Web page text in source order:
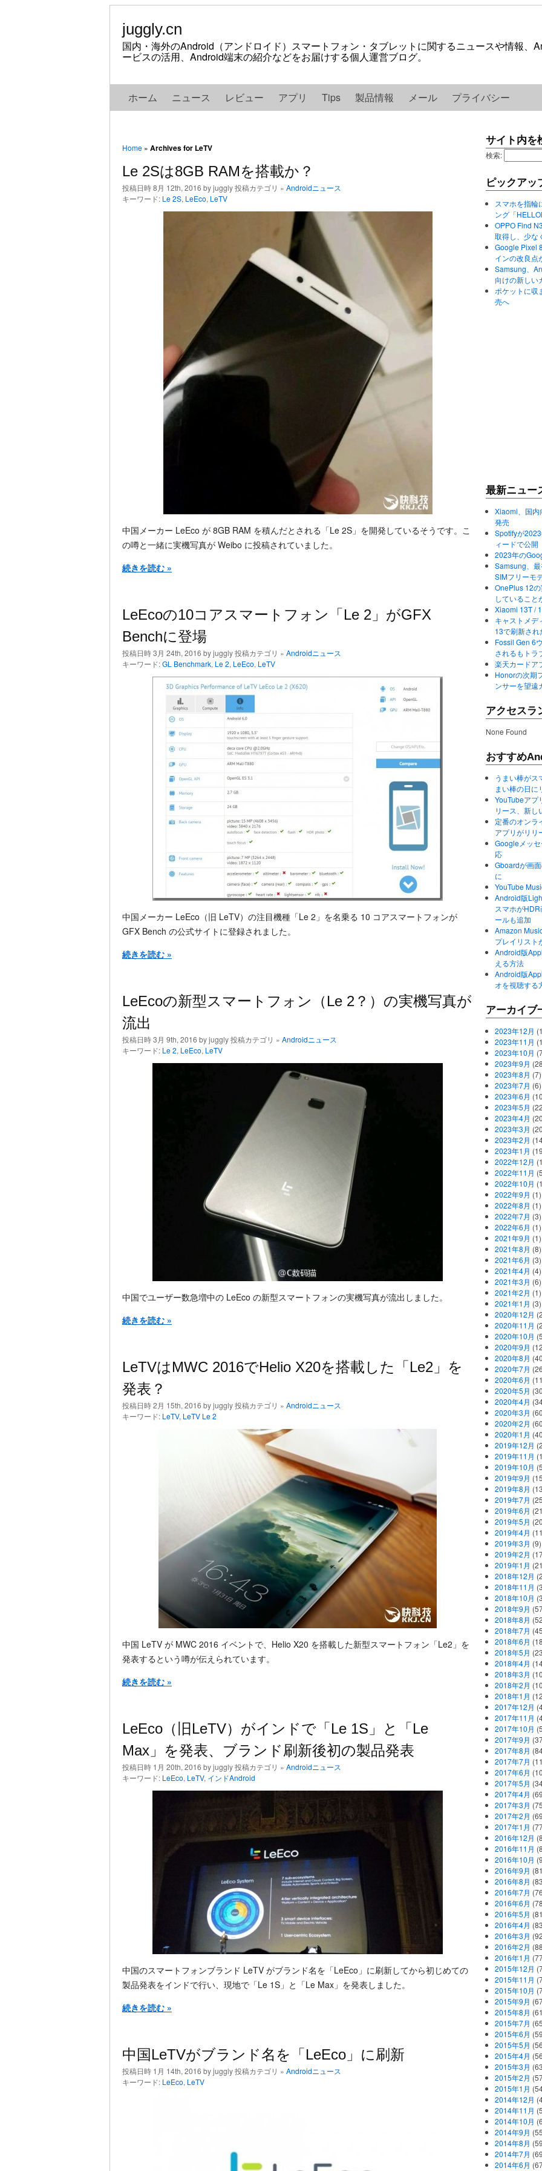
juggly.cn
国内・海外のAndroid（アンドロイド）スマートフォン・タブレットに関するニュースや情報、
ービスの活用、Android端末の紹介などをお届けする個人運営ブログ。
ホーム ニュース レビュー アプリ Tips 製品情報 メール プライバシー
Home » Archives for LeTV
Le 2Sは8GB RAMを搭載か？
投稿日時 8月 12th, 2016 by juggly 投稿カテゴリ » Androidニュース
キーワード: Le 2S, LeEco, LeTV
中国メーカー LeEco が 8GB RAM を積んだとされる「Le 2S」を開発しているそうです。こ
の噂と一緒に実機写真が Weibo に投稿されていました。
続きを読む »
LeEcoの10コアスマートフォン「Le 2」がGFX
Benchに登場
投稿日時 3月 24th, 2016 by juggly 投稿カテゴリ » Androidニュース
キーワード:GL Benchmark, Le 2, LeEco, LeTV
中国メーカー LeEco（旧 LeTV）の注目機種「Le 2」を名乗る 10 コアスマートフォンが
GFX Bench の公式サイトに登録されました。
続きを読む »
LeEcoの新型スマートフォン（Le 2？）の実機写真が
流出
投稿日時 3月 9th, 2016 by juggly 投稿カテゴリ » Androidニュース
キーワード: Le 2, LeEco, LeTV
中国でユーザー数急増中の LeEco の新型スマートフォンの実機写真が流出しました。
続きを読む »
LeTVはMWC 2016でHelio X20を搭載した「Le2」を
発表？
投稿日時 2月 15th, 2016 by juggly 投稿カテゴリ » Androidニュース
キーワード: LeTV, LeTV Le 2
中国 LeTV が MWC 2016 イベントで、Helio X20 を搭載した新型スマートフォン「Le2」を
発表するという噂が伝えられています。
続きを読む »
LeEco（旧LeTV）がインドで「Le 1S」と「Le
Max」を発表、ブランド刷新後初の製品発表
投稿日時 1月 20th, 2016 by juggly 投稿カテゴリ » Androidニュース
キーワード: LeEco, LeTV, インドAndroid
中国のスマートフォンブランド LeTV がブランド名を「LeEco」に刷新してから初じめての
製品発表をインドで行い、現地で「Le 1S」と「Le Max」を発表しました。
続きを読む »
中国LeTVがブランド名を「LeEco」に刷新
投稿日時 1月 14th, 2016 by juggly 投稿カテゴリ » Androidニュース
キーワード: LeEco, LeTV
サイト内を
検索:
ピックアッ
スマホを指輪
ング「
OPPO Find
取得し、少な
Google Pixel
インの改良点
Samsung、
向けの新しい
ポケットに収
売へ
最新ニュー
Xiaomi、国内
発売
Spotifyが
ィードで公開
2023年の
Samsung、
SIMフリーモ
OnePlus 12
していること
Xiaomi 13T /
キャストメデ
13で刷新さ
Fossil Gen 6
されるもトラ
楽天カードア
Honorの次期
ンサーを望遠
アクセスラ
None Found
おすすめ
うまい棒がス
まい棒の日に
YouTubeアプ
リース、新し
定番のオンラ
アプリがリリ
Googleメッ
応
Gboardが画
に
YouTube
Android版
スマホが
ールも追加
Amazon
プレイリスト
Android版
える方法
Android版
オを視聴する
アーカイブ
2023年12月
2023年11月
2023年10月
2023年9月
2023年8月 (7)
2023年7月 (6)
2023年6月
2023年5月
2023年4月
2023年3月
2023年2月
2023年1月
2022年12月
2022年11月
2022年10月
2022年9月 (1)
2022年8月 (1)
2022年7月 (3)
2022年6月 (1)
2021年9月 (1)
2021年8月 (8)
2021年6月 (3)
2021年4月 (4)
2021年3月 (6)
2021年2月 (1)
2021年1月 (3)
2020年12月
2020年11月
2020年10月
2020年9月
2020年8月
2020年7月
2020年6月
2020年5月
2020年4月
2020年3月
2020年2月
2020年1月
2019年12月
2019年11月
2019年10月
2019年9月
2019年8月
2019年7月
2019年6月
2019年5月
2019年4月
2019年3月 (9)
2019年2月
2019年1月
2018年12月
2018年11月
2018年10月
2018年9月
2018年8月
2018年7月
2018年6月
2018年5月
2018年4月
2018年3月
2018年2月
2018年1月
2017年12月
2017年11月
2017年10月
2017年9月
2017年8月
2017年7月
2017年6月
2017年5月
2017年4月
2017年3月
2017年2月
2017年1月
2016年12月
2016年11月
2016年10月
2016年9月
2016年8月
2016年7月
2016年6月
2016年5月
2016年4月
2016年3月
2016年2月
2016年1月
2015年12月
2015年11月
2015年10月
2015年9月
2015年8月
2015年7月
2015年6月
2015年5月
2015年4月
2015年3月
2015年2月
2015年1月
2014年12月
2014年11月
2014年10月
2014年9月
2014年8月
2014年7月
2014年6月